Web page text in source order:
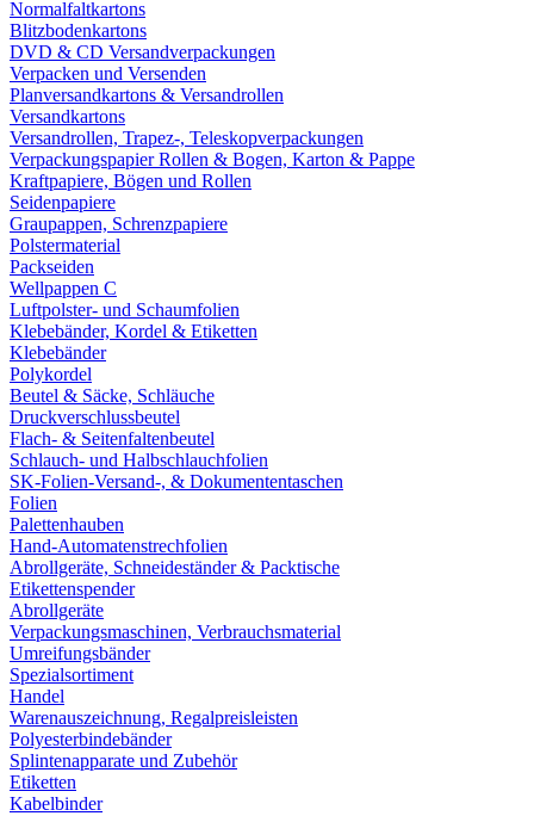
Normalfaltkartons
Blitzbodenkartons
DVD & CD Versandverpackungen
Verpacken und Versenden
Planversandkartons & Versandrollen
Versandkartons
Versandrollen, Trapez-, Teleskopverpackungen
Verpackungspapier Rollen & Bogen, Karton & Pappe
Kraftpapiere, Bögen und Rollen
Seidenpapiere
Graupappen, Schrenzpapiere
Polstermaterial
Packseiden
Wellpappen C
Luftpolster- und Schaumfolien
Klebebänder, Kordel & Etiketten
Klebebänder
Polykordel
Beutel & Säcke, Schläuche
Druckverschlussbeutel
Flach- & Seitenfaltenbeutel
Schlauch- und Halbschlauchfolien
SK-Folien-Versand-, & Dokumententaschen
Folien
Palettenhauben
Hand-Automatenstrechfolien
Abrollgeräte, Schneideständer & Packtische
Etikettenspender
Abrollgeräte
Verpackungsmaschinen, Verbrauchsmaterial
Umreifungsbänder
Spezialsortiment
Handel
Warenauszeichnung, Regalpreisleisten
Polyesterbindebänder
Splintenapparate und Zubehör
Etiketten
Kabelbinder